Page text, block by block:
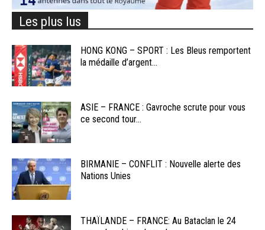
Les plus lus
HONG KONG – SPORT : Les Bleus remportent
la médaille d’argent...
ASIE – FRANCE : Gavroche scrute pour vous
ce second tour...
BIRMANIE – CONFLIT : Nouvelle alerte des
Nations Unies
THAÏLANDE – FRANCE: Au Bataclan le 24